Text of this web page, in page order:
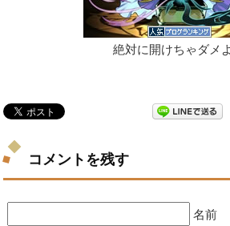
絶対に開けちゃダメ
コメントを残す
名前